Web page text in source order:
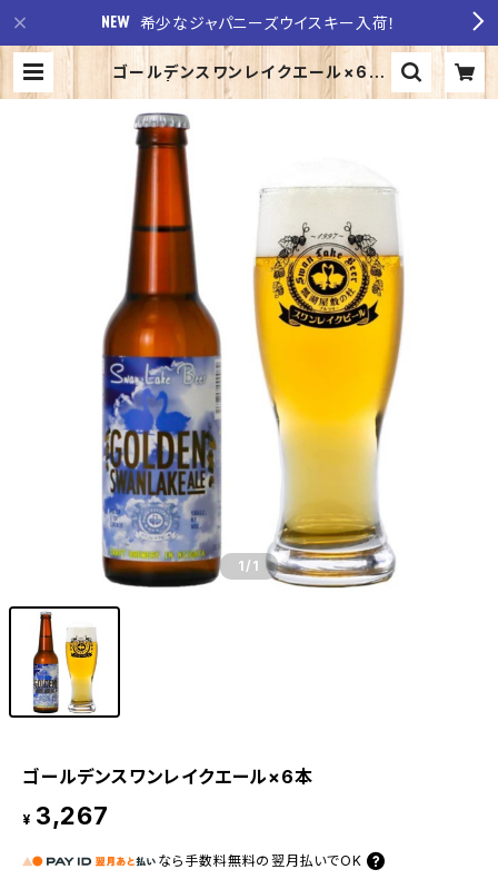
希少なジャパニーズウイスキー入荷！
ゴールデンスワンレイクエール×6本
| 至福の酒 稲田酒店
1 /1
ゴールデンスワンレイクエール×6本
¥ 3,267
なら 手数料無料の 翌月払いでOK